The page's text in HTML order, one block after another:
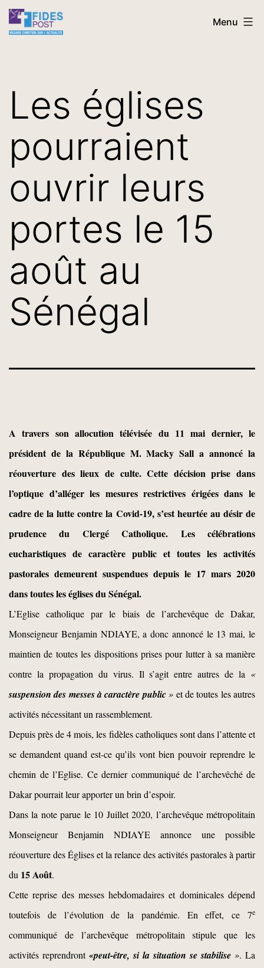
Aller
auFidesPost Menu
Les églises
pourraient
ouvrir leurs
portes le 15
août au
Sénégal
A travers son allocution télévisée du 11 mai dernier, le
président de la République M. Macky Sall a annoncé la
réouverture des lieux de culte. Cette décision prise dans
l’optique d’alléger les mesures restrictives érigées dans le
cadre de la lutte contre la Covid-19, s’est heurtée au désir de
prudence du Clergé Catholique. Les célébrations
eucharistiques de caractère public et toutes les activités
pastorales demeurent suspendues depuis le 17 mars 2020
dans toutes les églises du Sénégal.
L’Eglise catholique par le biais de l’archevêque de Dakar,
Monseigneur Benjamin NDIAYE, a donc annoncé le 13 mai, le
maintien de toutes les dispositions prises pour lutter à sa manière
contre la propagation du virus. Il s’agit entre autres de la «
suspension des messes à caractère public» et de toutes les autres
activités nécessitant un rassemblement.
Depuis près de 4 mois, les fidèles catholiques sont dans l’attente et
se demandent quand est-ce qu’ils vont bien pouvoir reprendre le
chemin de l’Eglise. Ce dernier communiqué de l’archevêché de
Dakar pourrait leur apporter un brin d’espoir.
Dans la note parue le 10 Juillet 2020, l’archevêque métropolitain
Monseigneur Benjamin NDIAYE annonce une possible
réouverture des Églises et la relance des activités pastorales à partir
du 15 Août.
Cette reprise des messes hebdomadaires et dominicales dépend
toutefois de l’évolution de la pandémie. En effet, ce 7e
communiqué de l’archevêque métropolitain stipule que les
activités reprendront «peut-être, si la situation se stabilise ». La